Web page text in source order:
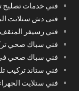
فني خدمات تصليح
فني دش ستلايت
فني رسيفر
فني سباك صحي
فني سباك صحي في
فني ستاند تركيب
فني ستلايت